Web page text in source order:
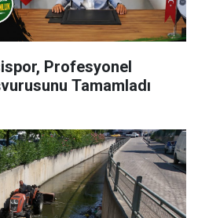
Profesyonel
Tamamladı